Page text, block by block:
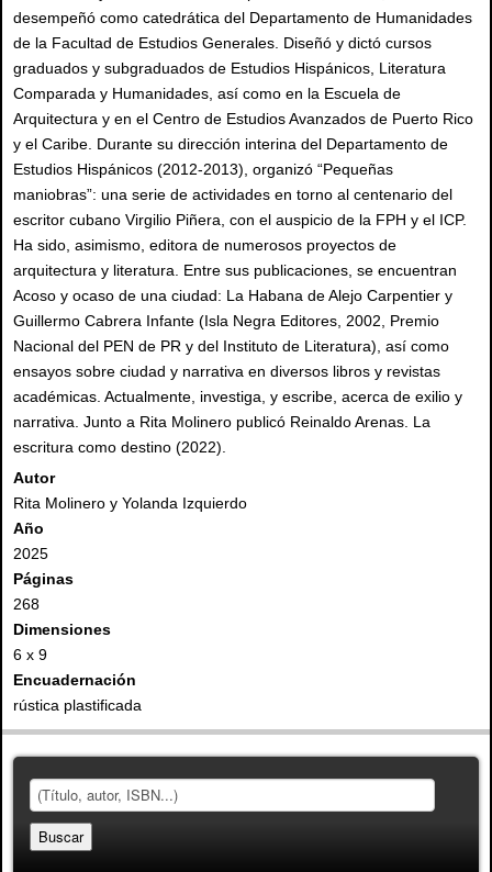
desempeñó como catedrática del Departamento de Humanidades
de la Facultad de Estudios Generales. Diseñó y dictó cursos
graduados y subgraduados de Estudios Hispánicos, Literatura
Comparada y Humanidades, así como en la Escuela de
Arquitectura y en el Centro de Estudios Avanzados de Puerto Rico
y el Caribe. Durante su dirección interina del Departamento de
Estudios Hispánicos (2012-2013), organizó “Pequeñas
maniobras”: una serie de actividades en torno al centenario del
escritor cubano Virgilio Piñera, con el auspicio de la FPH y el ICP.
Ha sido, asimismo, editora de numerosos proyectos de
arquitectura y literatura. Entre sus publicaciones, se encuentran
Acoso y ocaso de una ciudad: La Habana de Alejo Carpentier y
Guillermo Cabrera Infante (Isla Negra Editores, 2002, Premio
Nacional del PEN de PR y del Instituto de Literatura), así como
ensayos sobre ciudad y narrativa en diversos libros y revistas
académicas. Actualmente, investiga, y escribe, acerca de exilio y
narrativa. Junto a Rita Molinero publicó Reinaldo Arenas. La
escritura como destino (2022).
Autor
Rita Molinero y Yolanda Izquierdo
Año
2025
Páginas
268
Dimensiones
6 x 9
Encuadernación
rústica plastificada